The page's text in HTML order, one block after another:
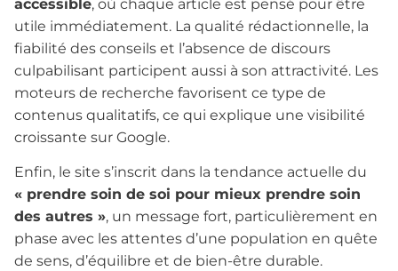
accessible, où chaque article est pensé pour être
utile immédiatement. La qualité rédactionnelle, la
fiabilité des conseils et l’absence de discours
culpabilisant participent aussi à son attractivité. Les
moteurs de recherche favorisent ce type de
contenus qualitatifs, ce qui explique une visibilité
croissante sur Google.
Enfin, le site s’inscrit dans la tendance actuelle du
« prendre soin de soi pour mieux prendre soin
des autres », un message fort, particulièrement en
phase avec les attentes d’une population en quête
de sens, d’équilibre et de bien-être durable.